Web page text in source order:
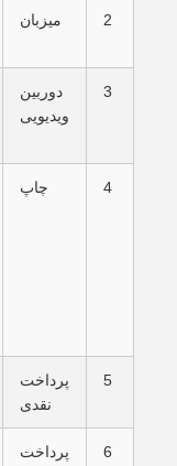
2 میزبان
3
دوربین
ویدیویی
4 چاپ
5
پرداخت
نقدی
6
پرداخت